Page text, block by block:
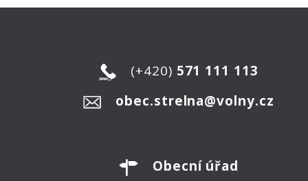
(+420) 571 111 113
obec.strelna@volny.cz
Obecní úřad